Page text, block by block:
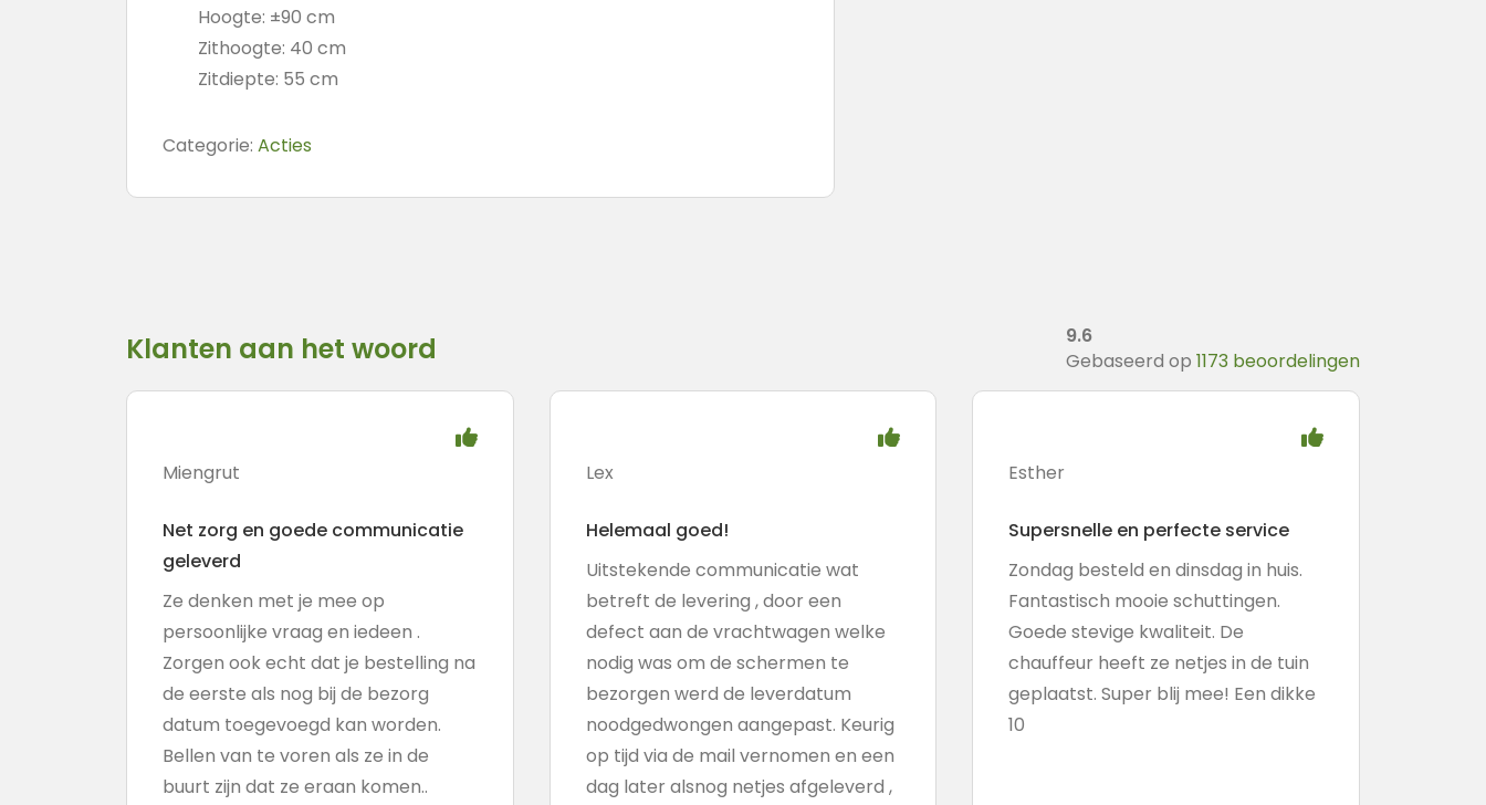
Hoogte: ±90 cm
Zithoogte: 40 cm
Zitdiepte: 55 cm
Categorie: Acties
Klanten aan het woord
9.6
Gebaseerd op 1173 beoordelingen
Miengrut
Net zorg en goede communicatie
geleverd
Ze denken met je mee op
persoonlijke vraag en iedeen .
Zorgen ook echt dat je bestelling na
de eerste als nog bij de bezorg
datum toegevoegd kan worden.
Bellen van te voren als ze in de
buurt zijn dat ze eraan komen..
Lex
Helemaal goed!
Uitstekende communicatie wat
betreft de levering , door een
defect aan de vrachtwagen welke
nodig was om de schermen te
bezorgen werd de leverdatum
noodgedwongen aangepast. Keurig
op tijd via de mail vernomen en een
dag later alsnog netjes afgeleverd ,
Esther
Supersnelle en perfecte service
Zondag besteld en dinsdag in huis.
Fantastisch mooie schuttingen.
Goede stevige kwaliteit. De
chauffeur heeft ze netjes in de tuin
geplaatst. Super blij mee! Een dikke
10